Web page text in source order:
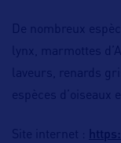
De nombreux
lynx, marmottes
laveurs, renards
espèces d’oiseaux
Site internet :